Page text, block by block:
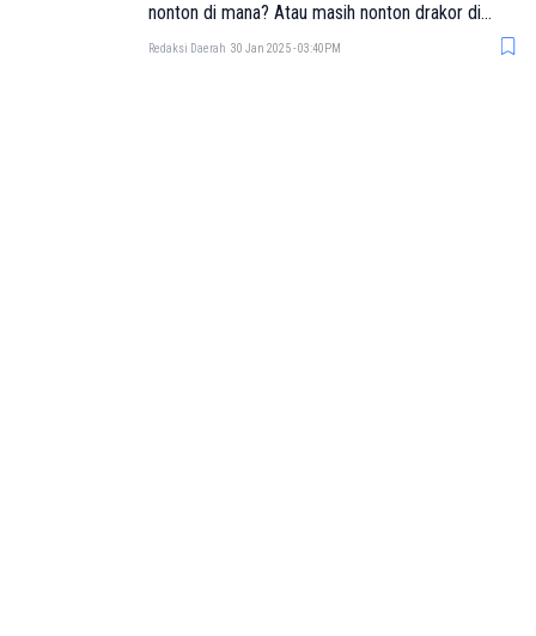
nonton di mana? Atau masih nonton drakor di
situs ilegal seperti Oppadrama dan LK21? Wah,
Redaksi Daerah 30 Jan 2025 - 03:40PM